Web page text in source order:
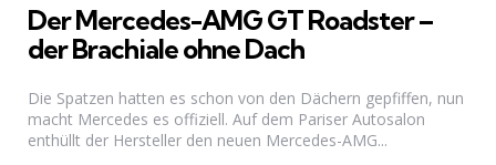
Der Mercedes-AMG GT Roadster –
der Brachiale ohne Dach
Die Spatzen hatten es schon von den Dächern gepfiffen, nun
macht Mercedes es offiziell. Auf dem Pariser Autosalon
enthüllt der Hersteller den neuen Mercedes-AMG...